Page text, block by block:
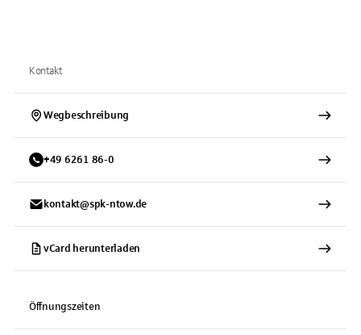
Kontakt
Wegbeschreibung
+49 6261 86-0
kontakt@spk-ntow.de
vCard herunterladen
Öffnungszeiten